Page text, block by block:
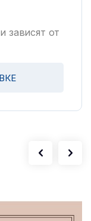
зависят от